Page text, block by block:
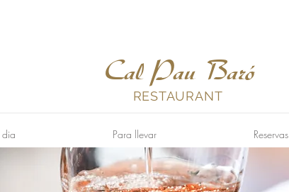
Cal Pau Baró
RESTAURANT
Para llevar Reservas